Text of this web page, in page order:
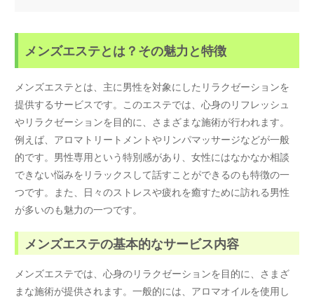
メンズエステとは？その魅力と特徴
メンズエステとは、主に男性を対象にしたリラクゼーションを
提供するサービスです。このエステでは、心身のリフレッシュ
やリラクゼーションを目的に、さまざまな施術が行われます。
例えば、アロマトリートメントやリンパマッサージなどが一般
的です。男性専用という特別感があり、女性にはなかなか相談
できない悩みをリラックスして話すことができるのも特徴の一
つです。また、日々のストレスや疲れを癒すために訪れる男性
が多いのも魅力の一つです。
メンズエステの基本的なサービス内容
メンズエステでは、心身のリラクゼーションを目的に、さまざ
まな施術が提供されます。一般的には、アロマオイルを使用し